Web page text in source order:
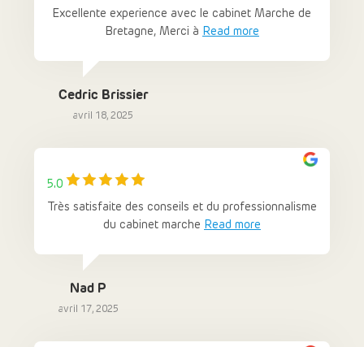
Excellente experience avec le cabinet Marche de
Bretagne, Merci à Read more
Cedric Brissier
avril 18, 2025
5.0
Très satisfaite des conseils et du professionnalisme
du cabinet marche Read more
Nad P
avril 17, 2025